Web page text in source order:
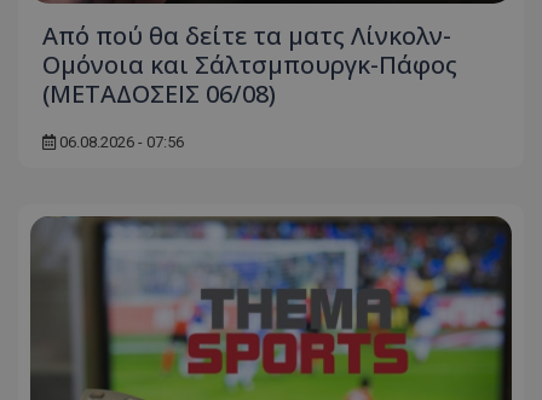
Από πού θα δείτε τα ματς Λίνκολν-
Ομόνοια και Σάλτσμπουργκ-Πάφος
(ΜΕΤΑΔΟΣΕΙΣ 06/08)
06.08.2026 - 07:56